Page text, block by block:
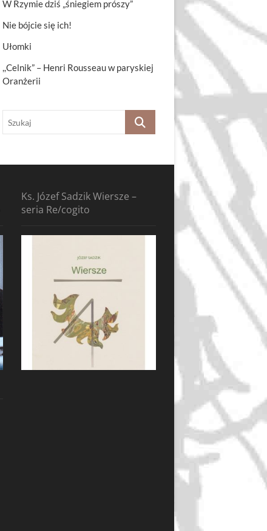
W Rzymie dziś „śniegiem prószy”
Nie bójcie się ich!
Ułomki
,,Celnik” – Henri Rousseau w paryskiej
Oranżerii
Szukaj
Ks. Józef Sadzik Wiersze –
seria Re/cogito